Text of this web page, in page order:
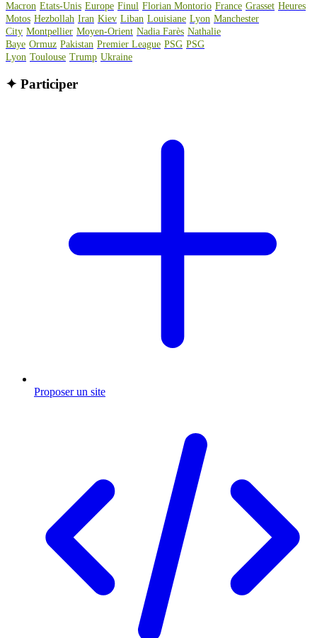
Macron Etats-Unis Europe Finul Florian Montorio France Grasset Heures
Motos Hezbollah Iran Kiev Liban Louisiane Lyon Manchester
City Montpellier Moyen-Orient Nadia Farès Nathalie
Baye Ormuz Pakistan Premier League PSG PSG
Lyon Toulouse Trump Ukraine
✦ Participer
Proposer un site